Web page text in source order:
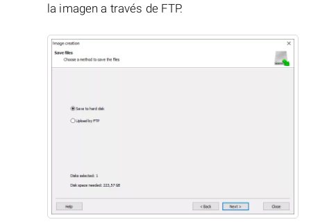
la imagen a través de FTP.